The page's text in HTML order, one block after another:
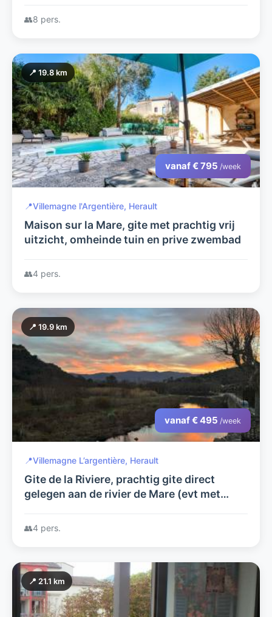
👥8 pers.
📍 19.8 km
vanaf € 795 /week
📍Villemagne l'Argentière, Herault
Maison sur la Mare, gite met prachtig vrij
uitzicht, omheinde tuin en prive zwembad
👥4 pers.
📍 19.9 km
vanaf € 495 /week
📍Villemagne L’argentière, Herault
Gite de la Riviere, prachtig gite direct
gelegen aan de rivier de Mare (evt met
👥4 pers.
📍 21.1 km